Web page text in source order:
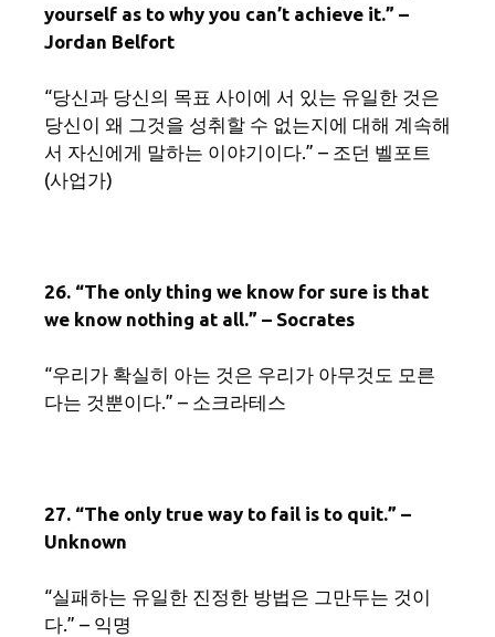
yourself as to why you can’t achieve it.” –
Jordan Belfort
“당신과 당신의 목표 사이에 서 있는 유일한 것은
당신이 왜 그것을 성취할 수 없는지에 대해 계속해
서 자신에게 말하는 이야기이다.” – 조던 벨포트
(사업가)
26. “The only thing we know for sure is that
we know nothing at all.” – Socrates
“우리가 확실히 아는 것은 우리가 아무것도 모른
다는 것뿐이다.” – 소크라테스
27. “The only true way to fail is to quit.” –
Unknown
“실패하는 유일한 진정한 방법은 그만두는 것이
다.” – 익명